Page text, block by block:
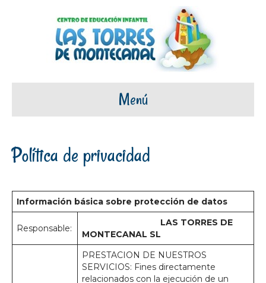
Menú
Política de privacidad
Información básica sobre protección de datos
Responsable:
LAS TORRES DE
MONTECANAL SL
PRESTACION DE NUESTROS
SERVICIOS: Fines directamente
relacionados con la ejecución de un